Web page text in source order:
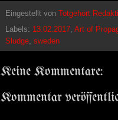
Eingestellt von Totgehört
Labels: 13.02.2017 Art of
Sludge sweden
Keine Kommentare:
Kommentar